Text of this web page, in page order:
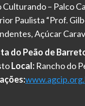
Culturando – Palco
Paulista “Prof.
Açúcar
do Peão de
Local: Rancho do